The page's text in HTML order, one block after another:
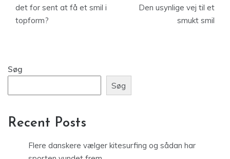
det for sent at få et smil i
topform?
Den usynlige vej til et
smukt smil
Søg
Søg
Recent Posts
Flere danskere vælger kitesurfing og sådan har